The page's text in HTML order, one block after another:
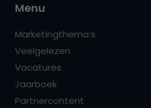
Menu
Marketingthema’s
Veelgelezen
Vacatures
Jaarboek
Partnercontent